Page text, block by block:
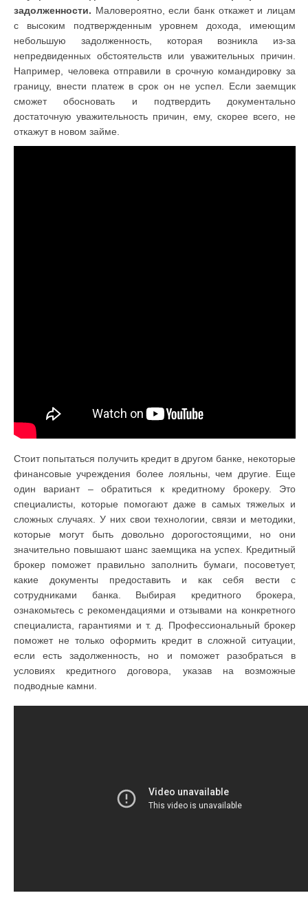
задолженности. Маловероятно, если банк откажет и лицам
с высоким подтвержденным уровнем дохода, имеющим
небольшую задолженность, которая возникла из-за
непредвиденных обстоятельств или уважительных причин.
Например, человека отправили в срочную командировку за
границу, внести платеж в срок он не успел. Если заемщик
сможет обосновать и подтвердить документально
достаточную уважительность причин, ему, скорее всего, не
откажут в новом займе.
Стоит попытаться получить кредит в другом банке, некоторые
финансовые учреждения более лояльны, чем другие. Еще
один вариант – обратиться к кредитному брокеру. Это
специалисты, которые помогают даже в самых тяжелых и
сложных случаях. У них свои технологии, связи и методики,
которые могут быть довольно дорогостоящими, но они
значительно повышают шанс заемщика на успех. Кредитный
брокер поможет правильно заполнить бумаги, посоветует,
какие документы предоставить и как себя вести с
сотрудниками банка. Выбирая кредитного брокера,
ознакомьтесь с рекомендациями и отзывами на конкретного
специалиста, гарантиями и т. д. Профессиональный брокер
поможет не только оформить кредит в сложной ситуации,
если есть задолженность, но и поможет разобраться в
условиях кредитного договора, указав на возможные
подводные камни.